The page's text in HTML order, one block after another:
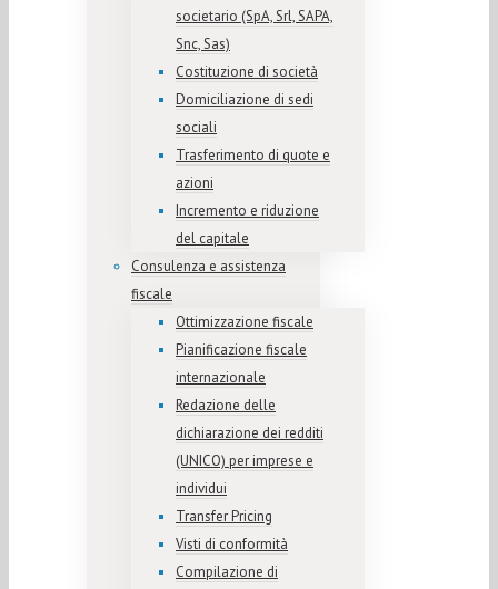
societario (SpA, Srl, SAPA,
Snc, Sas)
Costituzione di società
Domiciliazione di sedi
sociali
Trasferimento di quote e
azioni
Incremento e riduzione
del capitale
Consulenza e assistenza
fiscale
Ottimizzazione fiscale
Pianificazione fiscale
internazionale
Redazione delle
dichiarazione dei redditi
(UNICO) per imprese e
individui
Transfer Pricing
Visti di conformità
Compilazione di